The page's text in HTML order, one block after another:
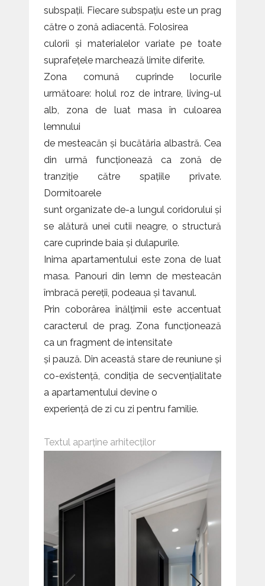
subspații. Fiecare subspațiu este un prag
către o zonă adiacentă. Folosirea
culorii și materialelor variate pe toate
suprafețele marchează limite diferite.
Zona comună cuprinde locurile
următoare: holul roz de intrare, living-ul
alb, zona de luat masa în culoarea
lemnului
de mesteacăn și bucătăria albastră. Cea
din urmă funcționează ca zonă de
tranziție către spațiile private.
Dormitoarele
sunt organizate de-a lungul coridorului și
se alătură unei cutii neagre, o structură
care cuprinde baia și dulapurile.
Inima apartamentului este zona de luat
masa. Panouri din lemn de mesteacăn
îmbracă pereții, podeaua și tavanul.
Prin coborârea înălțimii este accentuat
caracterul de prag. Zona funcționează
ca un fragment de intensitate
și pauză. Din această stare de reuniune și
co-existență, condiția de secvențialitate
a apartamentului devine o
experiență de zi cu zi pentru familie.
Textul aparține arhitecților